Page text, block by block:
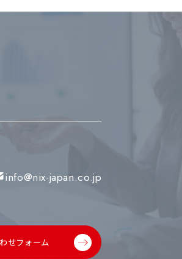
info@nix-japan.co.jp
せフォーム